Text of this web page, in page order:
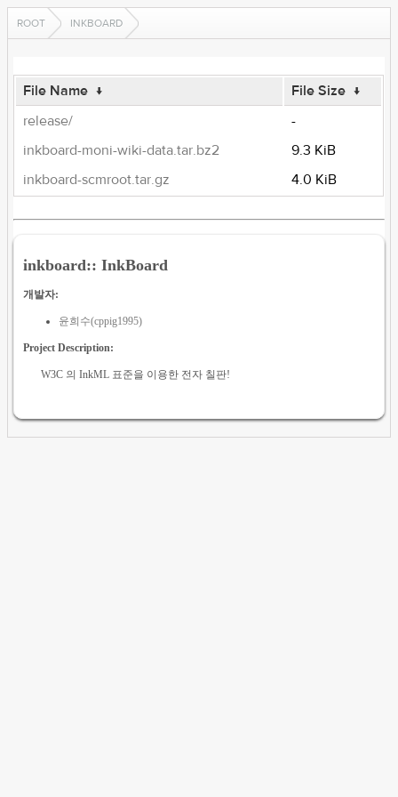
ROOT INKBOARD
File Name ↓ File Size ↓
release/
-
inkboard-moni-wiki-data.tar.bz2
9.3 KiB
inkboard-scmroot.tar.gz
4.0 KiB
inkboard:: InkBoard
개발자:
윤희수(cppig1995)
Project Description:
W3C 의 InkML 표준을 이용한 전자 칠판!